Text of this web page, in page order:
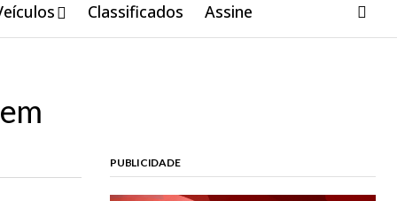
Classificados Assine
PUBLICIDADE